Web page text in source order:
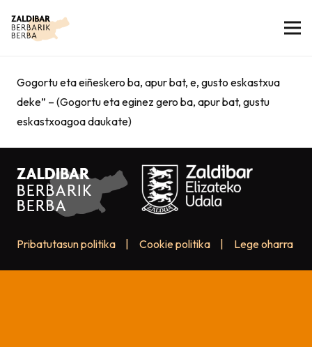
Gogortu eta eiñeskero ba, apur bat, e, gusto eskastxua
deke” – (Gogortu eta eginez gero ba, apur bat, gustu
eskastxoagoa daukate)
Pribatutasun politika Cookie politika Lege oharra